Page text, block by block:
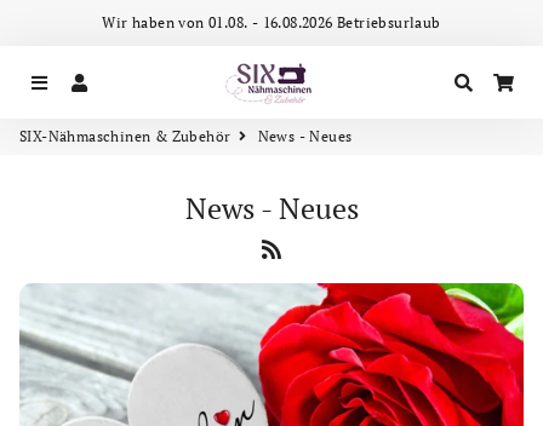
Wir haben von 01.08. - 16.08.2026 Betriebsurlaub
Menu Cerca
SIX-Nähmaschinen & Zubehör News - Neues
News - Neues